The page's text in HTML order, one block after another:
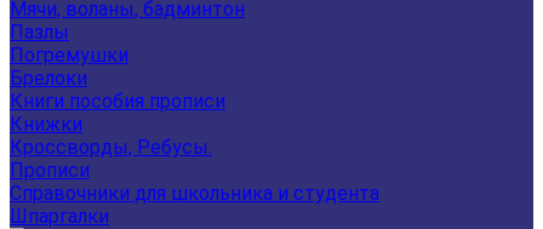
Мячи, воланы, бадминтон
Пазлы
Погремушки
Брелоки
Книги пособия прописи
Книжки
Кроссворды, Ребусы.
Прописи
Справочники для школьника и студента
Шпаргалки